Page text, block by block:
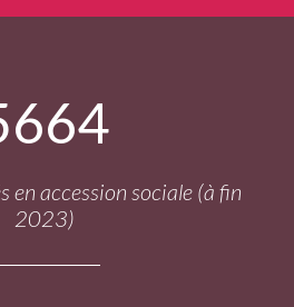
en accession sociale (à fin
2023)